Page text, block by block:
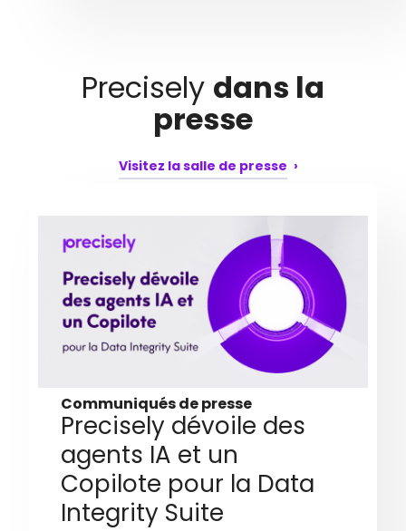
Precisely dans la
presse
Visitez la salle de presse
Communiqués de presse
Precisely dévoile des
agents IA et un
Copilote pour la Data
Integrity Suite